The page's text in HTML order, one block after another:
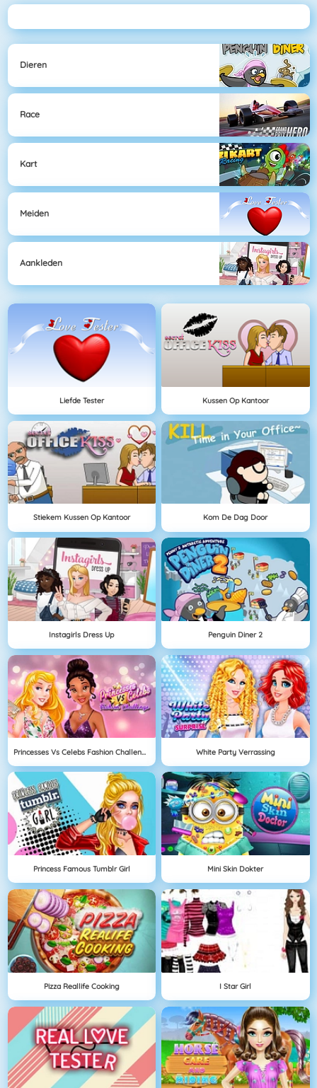
Dieren
Race
Kart
Meiden
Aankleden
Liefde Tester Kussen Op Kantoor
Stiekem Kussen Op Kantoor Kom De Dag Door
Instagirls Dress Up Penguin Diner 2
Princesses Vs Celebs Fashion Challenge White Party Verrassing
Princess Famous Tumblr Girl Mini Skin Dokter
Pizza Reallife Cooking I Star Girl